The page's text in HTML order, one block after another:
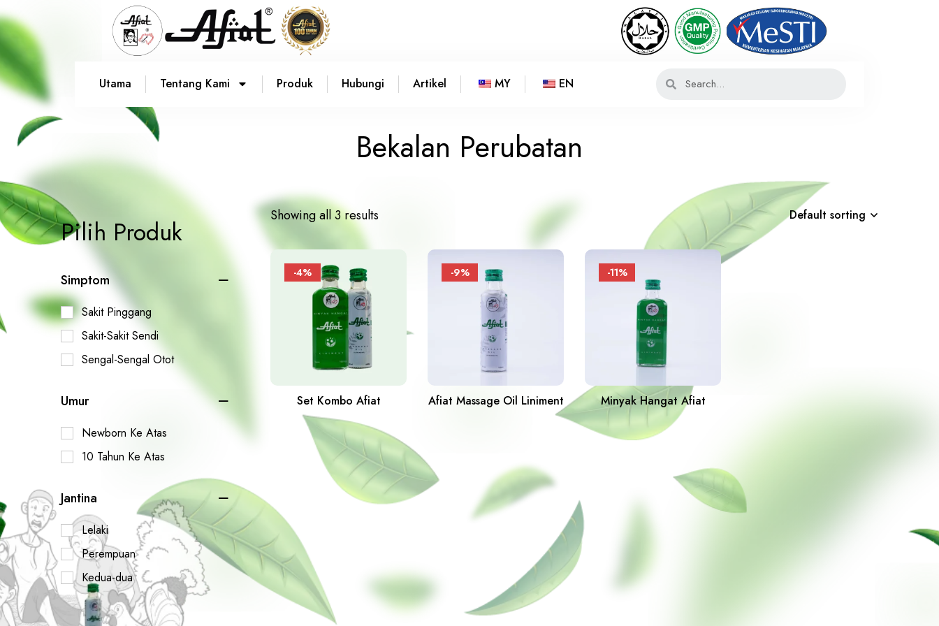
Utama Tentang Kami Produk Hubungi Artikel MY EN
Bekalan Perubatan
Pilih Produk
Simptom
Sakit Pinggang
Sakit-Sakit Sendi
Sengal-Sengal Otot
Umur
Newborn Ke Atas
10 Tahun Ke Atas
Jantina
Lelaki
Perempuan
Kedua-dua
Showing all 3 results Default sorting
-4%
Set Kombo Afiat
-9%
Afiat Massage Oil Liniment
-11%
Minyak Hangat Afiat